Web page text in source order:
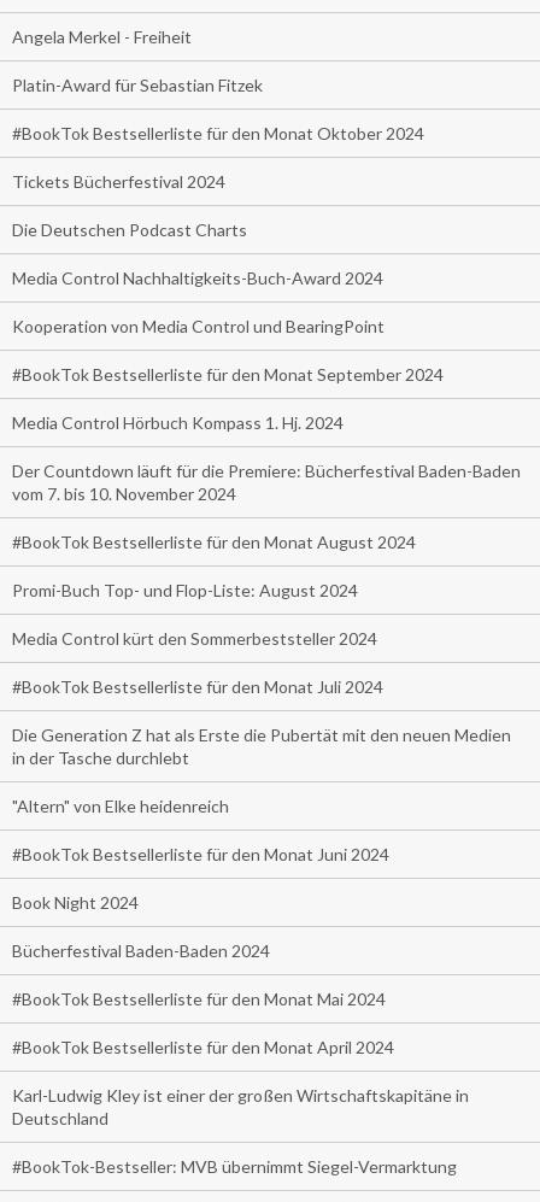
Angela Merkel - Freiheit
Platin-Award für Sebastian Fitzek
#BookTok Bestsellerliste für den Monat Oktober 2024
Tickets Bücherfestival 2024
Die Deutschen Podcast Charts
Media Control Nachhaltigkeits-Buch-Award 2024
Kooperation von Media Control und BearingPoint
#BookTok Bestsellerliste für den Monat September 2024
Media Control Hörbuch Kompass 1. Hj. 2024
Der Countdown läuft für die Premiere: Bücherfestival Baden-Baden
vom 7. bis 10. November 2024
#BookTok Bestsellerliste für den Monat August 2024
Promi-Buch Top- und Flop-Liste: August 2024
Media Control kürt den Sommerbeststeller 2024
#BookTok Bestsellerliste für den Monat Juli 2024
Die Generation Z hat als Erste die Pubertät mit den neuen Medien
in der Tasche durchlebt
"Altern" von Elke heidenreich
#BookTok Bestsellerliste für den Monat Juni 2024
Book Night 2024
Bücherfestival Baden-Baden 2024
#BookTok Bestsellerliste für den Monat Mai 2024
#BookTok Bestsellerliste für den Monat April 2024
Karl-Ludwig Kley ist einer der großen Wirtschaftskapitäne in
Deutschland
#BookTok-Bestseller: MVB übernimmt Siegel-Vermarktung